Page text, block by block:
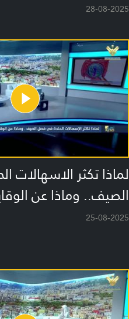
28-08-2025
لماذا تكثر
الصيف.. وماذا عن
25-08-2025